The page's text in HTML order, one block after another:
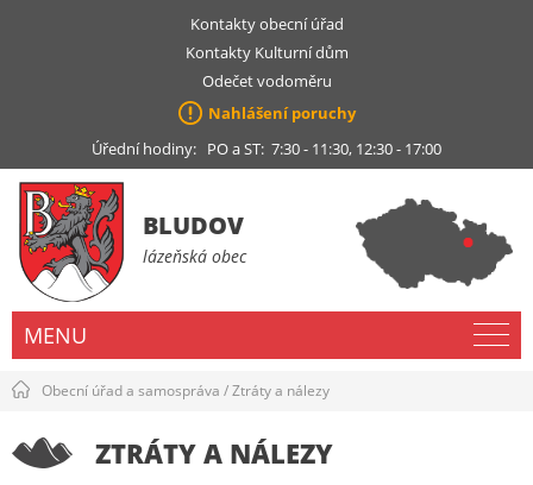
Kontakty obecní úřad
Kontakty Kulturní dům
Odečet vodoměru
Nahlášení poruchy
Úřední hodiny: PO a ST: 7:30 - 11:30, 12:30 - 17:00
BLUDOV
lázeňská obec
MENU
Obecní úřad a samospráva /Ztráty a nálezy
ZTRÁTY A NÁLEZY